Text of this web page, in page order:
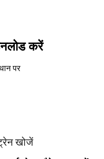
करें
पर
खोजें